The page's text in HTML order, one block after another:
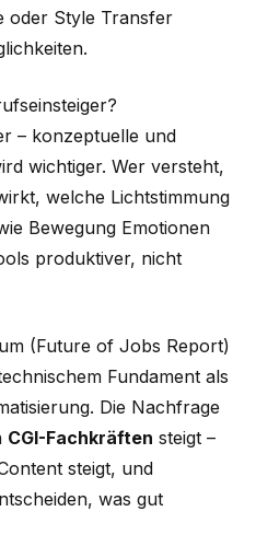
oder Style Transfer
– konzeptuelle und
wichtiger. Wer versteht,
welche Lichtstimmung
Bewegung Emotionen
produktiver, nicht
(Future of Jobs Report)
Fundament als
Die Nachfrage
CGI-Fachkräften steigt –
steigt, und
was gut